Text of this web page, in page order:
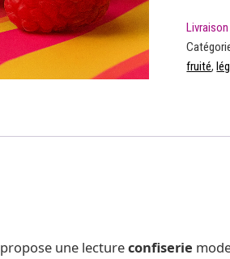
fruité,
propose une lectureconfiserie